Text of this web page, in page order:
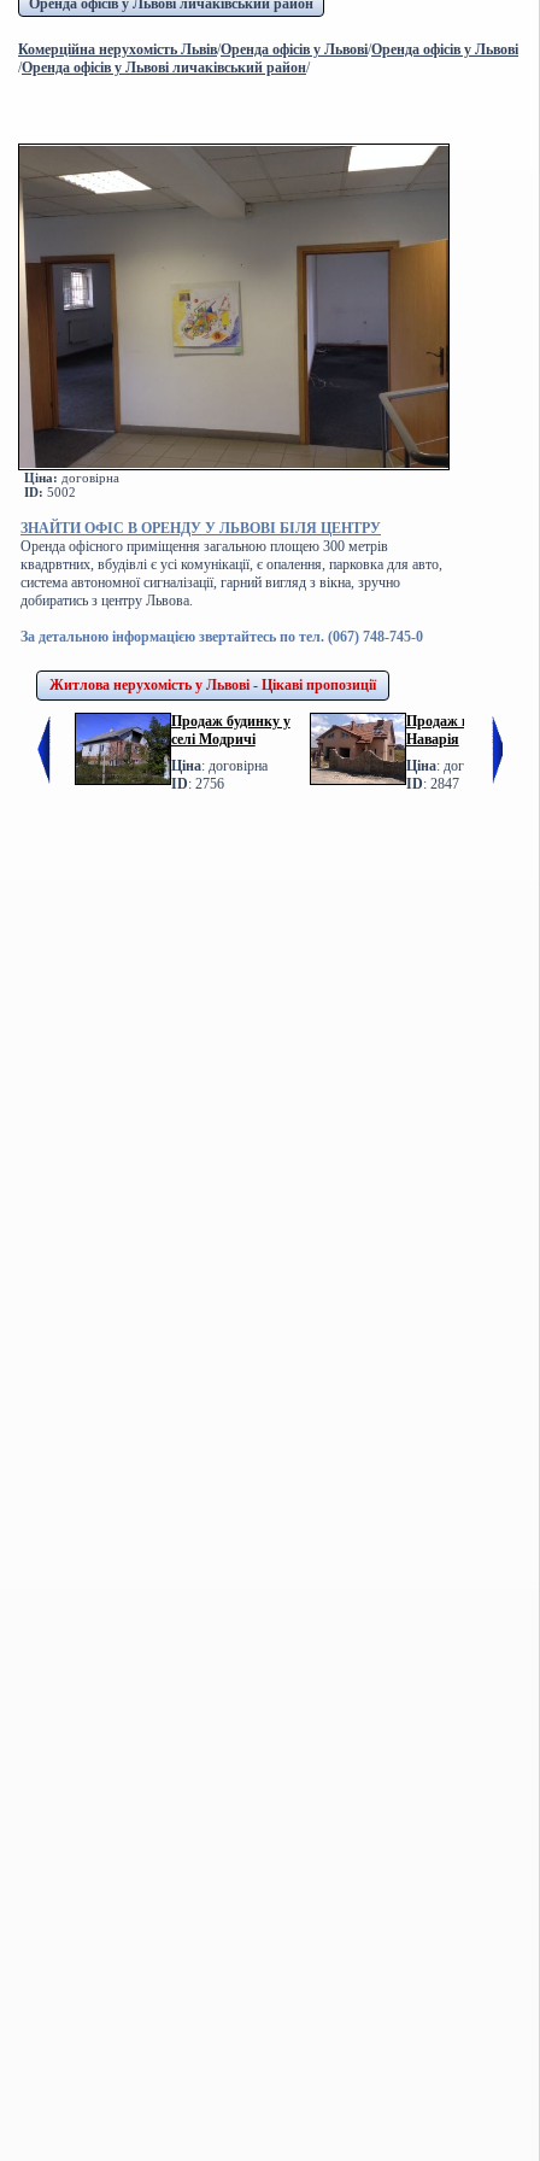
Оренда офісів у Львові личаківський район
Комерційна нерухомість Львів/Оренда офісів у Львові/Оренда офісів у Львові
/Оренда офісів у Львові личаківський район/
Ціна: договірна
ID: 5002
ЗНАЙТИ ОФІС В ОРЕНДУ У ЛЬВОВІ БІЛЯ ЦЕНТРУ
Оренда офісного приміщення загальною площею 300 метрів
квадрвтних, вбудівлі є усі комунікації, є опалення, парковка для авто,
система автономної сигналізації, гарний вигляд з вікна, зручно
добиратись з центру Львова.
За детальною інформацією звертайтесь по тел. (067) 748-745-0
Житлова нерухомість у Львові - Цікаві пропозиції
Продаж будинку у
селі Модричі
Ціна: договірна
ID: 2756
Продаж котеджу у с.
Наварія
Ціна: договірна
ID: 2847